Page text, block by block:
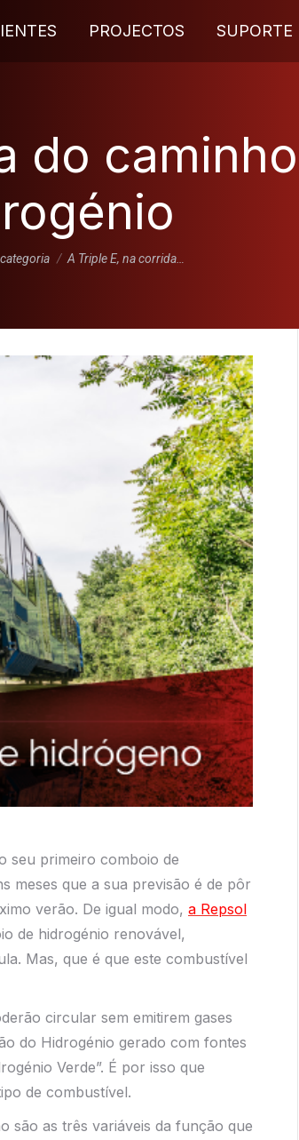
PROJECTOS SUPORTE
do
A Triple E, na corrida…
seu primeiro comboio de
meses que a sua previsão é de pôr
verão. De igual modo, a Repsol
de hidrogénio renovável,
Mas, que é que este combustível
circular sem emitirem gases
do Hidrogénio gerado com fontes
Verde”. É por isso que
de combustível.
são as três variáveis da função que